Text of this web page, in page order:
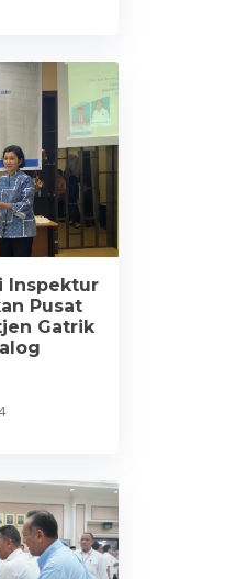
Inspektur
Pusat
Gatrik